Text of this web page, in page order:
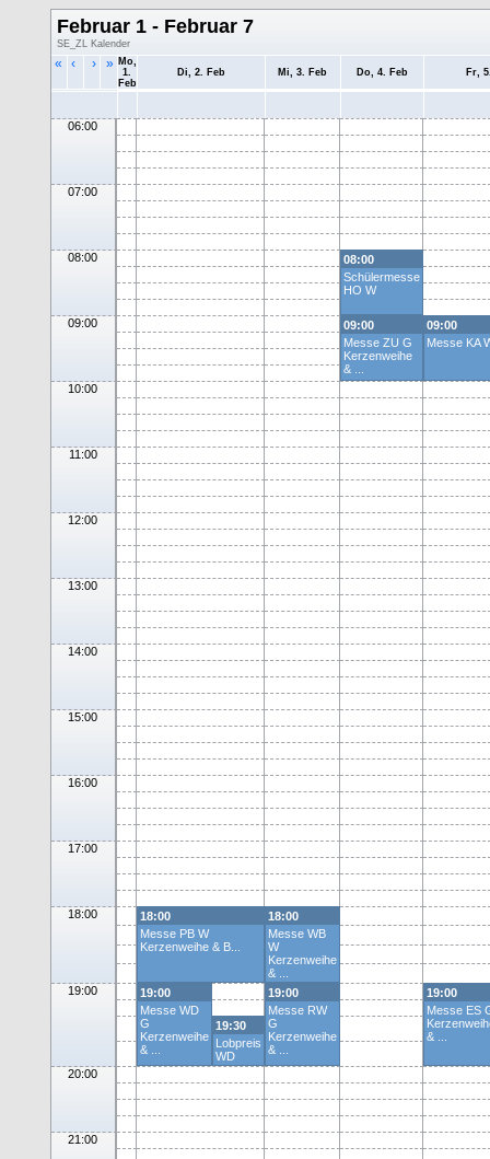
Februar 1 - Februar 7
SE_ZL Kalender
« ‹ › » Mo,
1.
Feb
Di, 2. Feb Mi, 3. Feb Do, 4. Feb Fr,
06:00
07:00
08:00
08:00
Schülermesse
HO W
09:00
09:00
Messe ZU G
Kerzenweihe
& ...
09:00
Messe KA
10:00
11:00
12:00
13:00
14:00
15:00
16:00
17:00
18:00
18:00
Messe PB W
Kerzenweihe & B...
18:00
Messe WB
W
Kerzenweihe
& ...
19:00
19:00
Messe WD
G
Kerzenweihe
& ...
19:00
Messe RW
G
Kerzenweihe
& ...
19:00
Messe ES
& ...
19:30
Lobpreis
WD
20:00
21:00